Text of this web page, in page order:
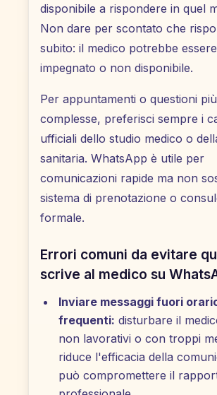
disponibile a rispondere in quel
Non dare per scontato che
subito: il medico potrebbe essere
impegnato o non disponibile.
Per appuntamenti o questioni più
complesse, preferisci sempre i
ufficiali dello studio medico o
sanitaria. WhatsApp è utile per
comunicazioni rapide ma non
sistema di prenotazione o
formale.
Errori comuni da evitare
scrive al medico su
Inviare messaggi fuori
frequenti: disturbare il
non lavorativi o con troppi
riduce l'efficacia della
può compromettere il